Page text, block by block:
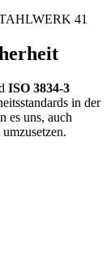
ISO 3834-3
in der
es uns, auch